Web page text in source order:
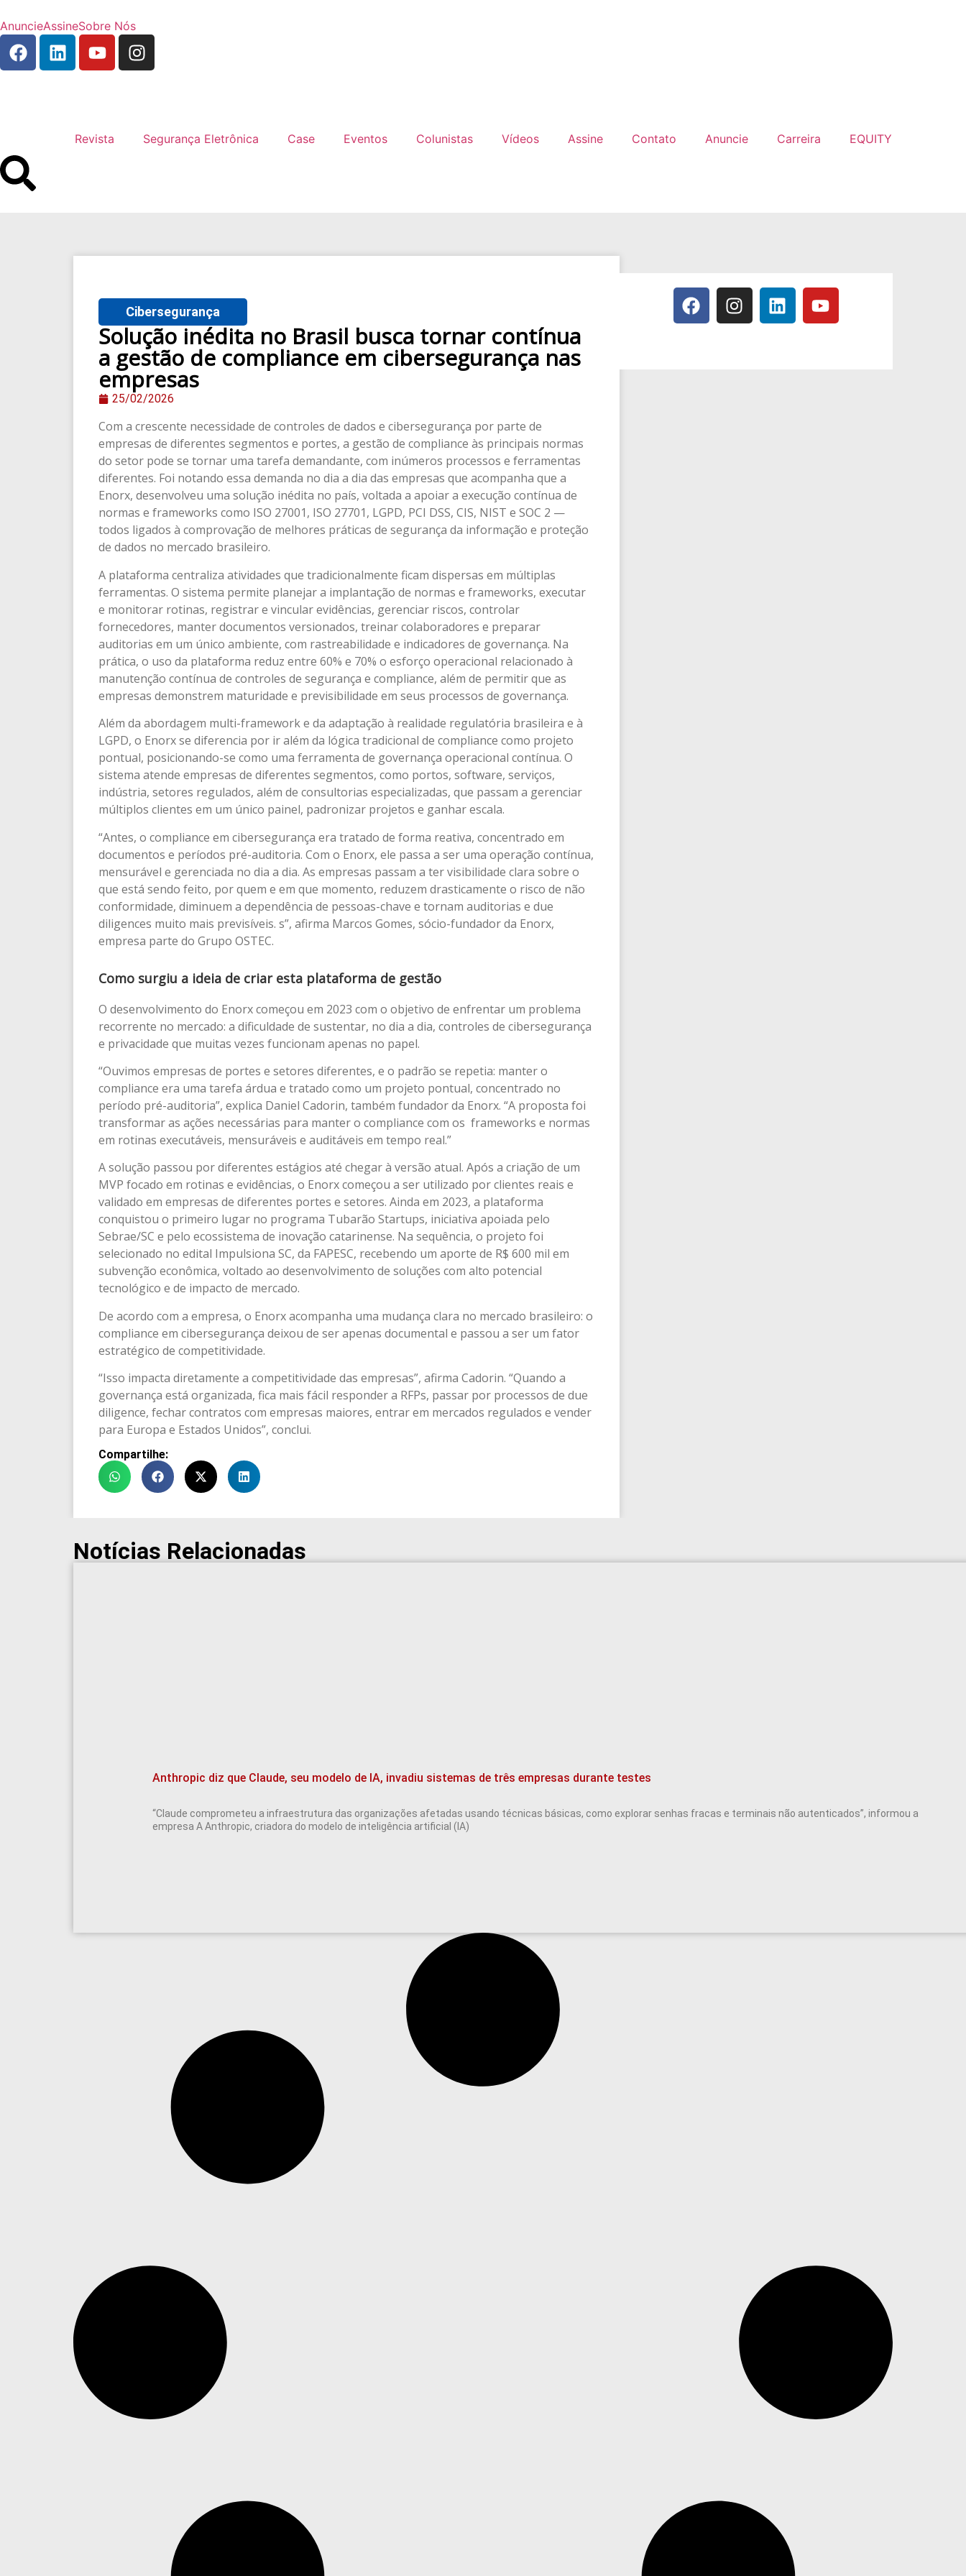
AnuncieAssineSobre Nós
Revista Segurança Eletrônica Case Eventos Colunistas Vídeos Assine Contato Anuncie Carreira EQUITY
Cibersegurança
Solução inédita no Brasil busca tornar contínua
a gestão de compliance em cibersegurança nas
empresas
25/02/2026
Com a crescente necessidade de controles de dados e cibersegurança por parte de
empresas de diferentes segmentos e portes, a gestão de compliance às principais normas
do setor pode se tornar uma tarefa demandante, com inúmeros processos e ferramentas
diferentes. Foi notando essa demanda no dia a dia das empresas que acompanha que a
Enorx, desenvolveu uma solução inédita no país, voltada a apoiar a execução contínua de
normas e frameworks como ISO 27001, ISO 27701, LGPD, PCI DSS, CIS, NIST e SOC 2 —
todos ligados à comprovação de melhores práticas de segurança da informação e proteção
de dados no mercado brasileiro.
A plataforma centraliza atividades que tradicionalmente ficam dispersas em múltiplas
ferramentas. O sistema permite planejar a implantação de normas e frameworks, executar
e monitorar rotinas, registrar e vincular evidências, gerenciar riscos, controlar
fornecedores, manter documentos versionados, treinar colaboradores e preparar
auditorias em um único ambiente, com rastreabilidade e indicadores de governança. Na
prática, o uso da plataforma reduz entre 60% e 70% o esforço operacional relacionado à
manutenção contínua de controles de segurança e compliance, além de permitir que as
empresas demonstrem maturidade e previsibilidade em seus processos de governança.
Além da abordagem multi-framework e da adaptação à realidade regulatória brasileira e à
LGPD, o Enorx se diferencia por ir além da lógica tradicional de compliance como projeto
pontual, posicionando-se como uma ferramenta de governança operacional contínua. O
sistema atende empresas de diferentes segmentos, como portos, software, serviços,
indústria, setores regulados, além de consultorias especializadas, que passam a gerenciar
múltiplos clientes em um único painel, padronizar projetos e ganhar escala.
“Antes, o compliance em cibersegurança era tratado de forma reativa, concentrado em
documentos e períodos pré-auditoria. Com o Enorx, ele passa a ser uma operação contínua,
mensurável e gerenciada no dia a dia. As empresas passam a ter visibilidade clara sobre o
que está sendo feito, por quem e em que momento, reduzem drasticamente o risco de não
conformidade, diminuem a dependência de pessoas-chave e tornam auditorias e due
diligences muito mais previsíveis. s”, afirma Marcos Gomes, sócio-fundador da Enorx,
empresa parte do Grupo OSTEC.
Como surgiu a ideia de criar esta plataforma de gestão
O desenvolvimento do Enorx começou em 2023 com o objetivo de enfrentar um problema
recorrente no mercado: a dificuldade de sustentar, no dia a dia, controles de cibersegurança
e privacidade que muitas vezes funcionam apenas no papel.
“Ouvimos empresas de portes e setores diferentes, e o padrão se repetia: manter o
compliance era uma tarefa árdua e tratado como um projeto pontual, concentrado no
período pré-auditoria”, explica Daniel Cadorin, também fundador da Enorx. “A proposta foi
transformar as ações necessárias para manter o compliance com os frameworks e normas
em rotinas executáveis, mensuráveis e auditáveis em tempo real.”
A solução passou por diferentes estágios até chegar à versão atual. Após a criação de um
MVP focado em rotinas e evidências, o Enorx começou a ser utilizado por clientes reais e
validado em empresas de diferentes portes e setores. Ainda em 2023, a plataforma
conquistou o primeiro lugar no programa Tubarão Startups, iniciativa apoiada pelo
Sebrae/SC e pelo ecossistema de inovação catarinense. Na sequência, o projeto foi
selecionado no edital Impulsiona SC, da FAPESC, recebendo um aporte de R$ 600 mil em
subvenção econômica, voltado ao desenvolvimento de soluções com alto potencial
tecnológico e de impacto de mercado.
De acordo com a empresa, o Enorx acompanha uma mudança clara no mercado brasileiro: o
compliance em cibersegurança deixou de ser apenas documental e passou a ser um fator
estratégico de competitividade.
“Isso impacta diretamente a competitividade das empresas”, afirma Cadorin. “Quando a
governança está organizada, fica mais fácil responder a RFPs, passar por processos de due
diligence, fechar contratos com empresas maiores, entrar em mercados regulados e vender
para Europa e Estados Unidos”, conclui.
Compartilhe:
Notícias Relacionadas
Anthropic diz que Claude, seu modelo de IA, invadiu sistemas de três empresas durante testes
“Claude comprometeu a infraestrutura das organizações afetadas usando técnicas básicas, como explorar senhas fracas e terminais não autenticados”, informou a
empresa A Anthropic, criadora do modelo de inteligência artificial (IA)